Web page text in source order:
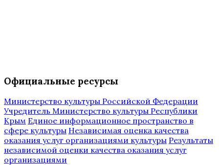
Официальные ресурсы
Министерство культуры Российской Федерации
Учредитель Министерство культуры Республики
Крым Единое информационное пространство в
сфере культуры Независимая оценка качества
оказания услуг организациями культуры Результаты
независимой оценки качества оказания услуг
организациями